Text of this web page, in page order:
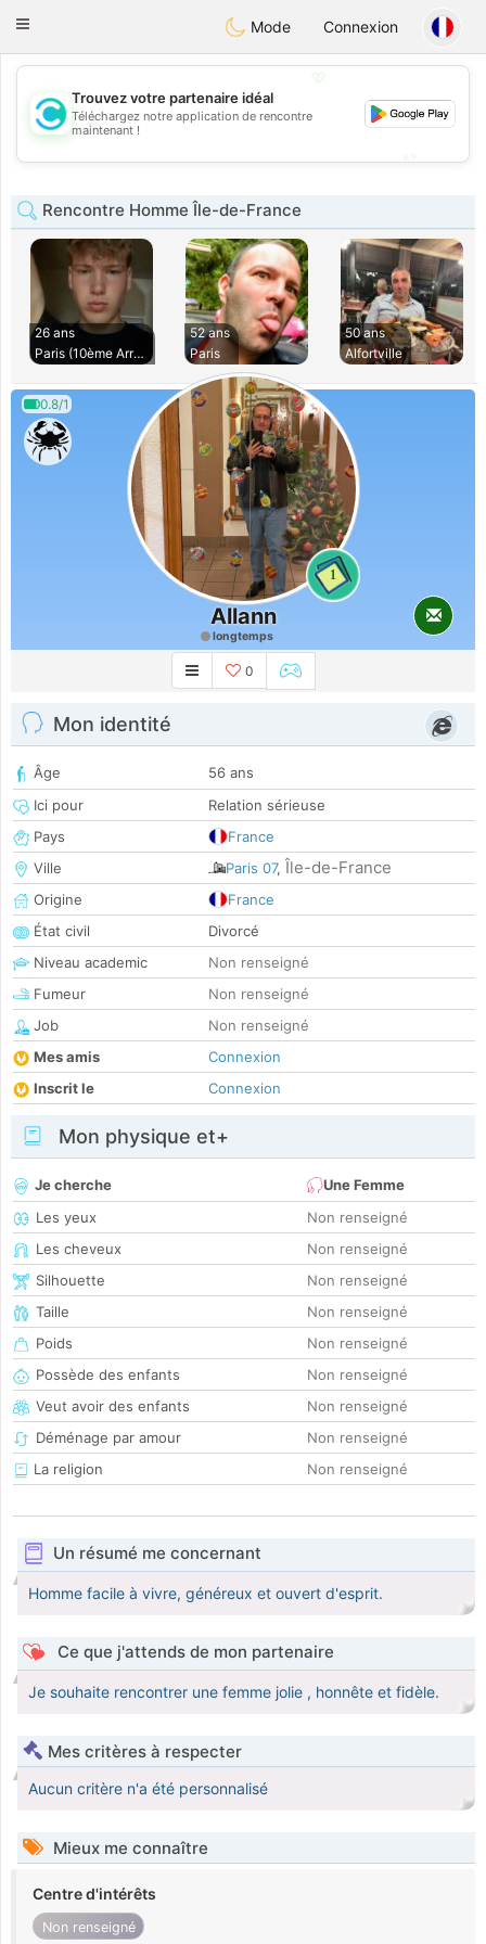
olombiaCitas
Toggle
Mode Connexion
💖
💕
Trouvez votre partenaire idéal
Téléchargez notre application de rencontre
maintenant !
Rencontre Homme Île-de-France
26 ans
Paris (10ème Arron
52 ans
Paris
50 ans
Alfortville
0.8/1
1
Allann
longtemps
0
Mon identité
Âge
56 ans
Ici pour
Relation sérieuse
Pays
France
Ville
Paris 07, Île-de-France
Origine
France
État civil
Divorcé
Niveau academic
Non renseigné
Fumeur
Non renseigné
Job
Non renseigné
Mes amis
Connexion
Inscrit le
Connexion
Mon physique et+
Je cherche
Une Femme
Les yeux
Non renseigné
Les cheveux
Non renseigné
Silhouette
Non renseigné
Taille
Non renseigné
Poids
Non renseigné
Possède des enfants
Non renseigné
Veut avoir des enfants
Non renseigné
Déménage par amour
Non renseigné
La religion
Non renseigné
Un résumé me concernant
Homme facile à vivre, généreux et ouvert d'esprit.
Ce que j'attends de mon partenaire
Je souhaite rencontrer une femme jolie , honnête et fidèle.
Mes critères à respecter
Aucun critère n'a été personnalisé
Mieux me connaître
Centre d'intérêts
Non renseigné